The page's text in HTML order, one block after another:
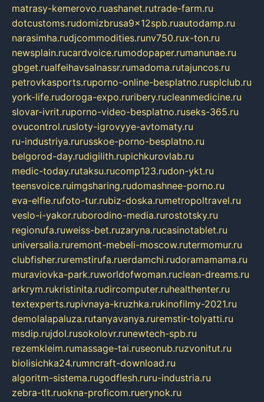
matrasy-kemerovo.ruashanet.rutrade-farm.ru
dotcustoms.rudomizbrusa9x12spb.ruautodamp.ru
narasimha.rudjcommodities.runv750.rux-ton.ru
newsplain.rucardvoice.rumodopaper.rumanunae.ru
gbget.rualfeihavsalnassr.rumadoma.rutajuncos.ru
petrovkasports.ruporno-online-besplatno.rusplclub.ru
york-life.rudoroga-expo.ruribery.rucleanmedicine.ru
slovar-ivrit.ruporno-video-besplatno.ruseks-365.ru
ovucontrol.rusloty-igrovyye-avtomaty.ru
ru-industriya.rurusskoe-porno-besplatno.ru
belgorod-day.rudigilith.rupichkurovlab.ru
medic-today.rutaksu.rucomp123.rudon-ykt.ru
teensvoice.ruimgsharing.rudomashnee-porno.ru
eva-elfie.rufoto-tur.rubiz-doska.rumetropoltravel.ru
veslo-i-yakor.ruborodino-media.rurostotsky.ru
regionufa.ruweiss-bet.ruzaryna.rucasinotablet.ru
universalia.ruremont-mebeli-moscow.rutermomur.ru
clubfisher.ruremstirufa.ruerdamchi.rudoramamama.ru
muraviovka-park.ruworldofwoman.ruclean-dreams.ru
arkrym.rukristinita.rudircomputer.ruhealthenter.ru
textexperts.rupivnaya-kruzhka.rukinofilmy-2021.ru
demolalapaluza.rutanyavanya.ruremstir-tolyatti.ru
msdip.rujdol.rusokolovr.runewtech-spb.ru
rezemkleim.rumassage-tai.ruseonub.ruzvonitut.ru
biolisichka24.rumncraft-download.ru
algoritm-sistema.rugodflesh.ruru-industria.ru
zebra-tlt.ruokna-proficom.ruerynok.ru